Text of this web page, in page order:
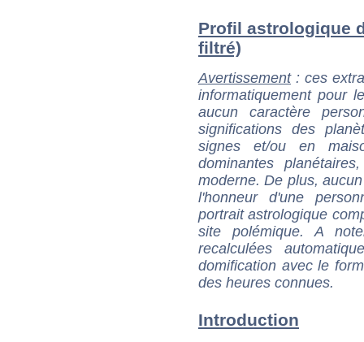
Profil astrologique
filtré)
Avertissement: ces
informatiquement pour
aucun caractère
significations des
signes et/ou en
dominantes
moderne. De plus,
l'honneur d'une
portrait astrologique
site polémique. A
recalculées
domification avec le
des heures connues.
Introduction